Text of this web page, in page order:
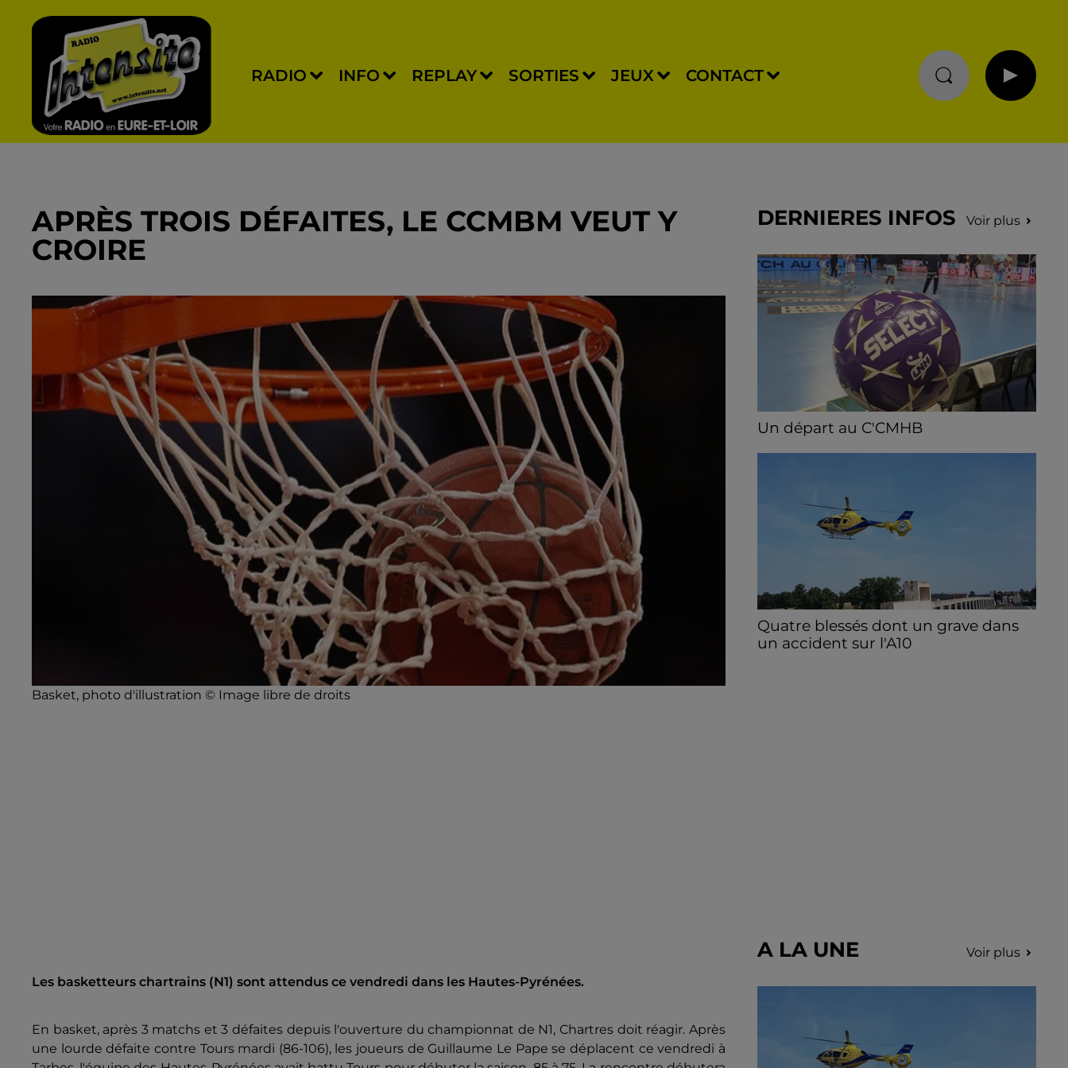
RADIO INFO REPLAY SORTIES JEUX CONTACT
APRÈS TROIS DÉFAITES, LE CCMBM VEUT Y
CROIRE
Basket, photo d'illustration © Image libre de droits
Les basketteurs chartrains (N1) sont attendus ce vendredi dans les Hautes-Pyrénées.
En basket, après 3 matchs et 3 défaites depuis l'ouverture du championnat de N1, Chartres doit réagir. Après
une lourde défaite contre Tours mardi (86-106), les joueurs de Guillaume Le Pape se déplacent ce vendredi à
DERNIERES INFOS Voir plus
Un départ au C'CMHB
Quatre blessés dont un grave dans
un accident sur l'A10
A LA UNE Voir plus